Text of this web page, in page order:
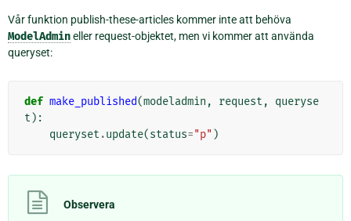
Vår funktion publish-these-articles kommer inte att behöva
ModelAdmineller request-objektet, men vi kommer att använda
queryset:
def make_published(modeladmin , request ,
queryse
t ):
queryset .update(status="p" )
Observera